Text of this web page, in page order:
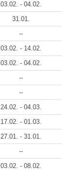
03.02. - 04.02.
31.01.
--
03.02. - 14.02.
03.02. - 04.02.
--
--
24.02. - 04.03.
17.02. - 01.03.
27.01. - 31.01.
--
03.02. - 08.02.